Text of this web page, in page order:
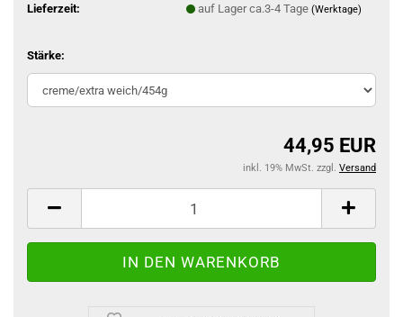
Lieferzeit:
auf Lager ca.3-4 Tage (Werktage)
Stärke:
44,95 EUR
inkl. 19% MwSt. zzgl. Versand